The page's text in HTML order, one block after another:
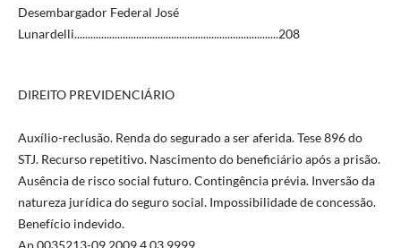
Desembargador Federal José
Lunardelli............................................................................208
DIREITO PREVIDENCIÁRIO
Auxílio-reclusão. Renda do segurado a ser aferida. Tese 896 do
STJ. Recurso repetitivo. Nascimento do beneficiário após a prisão.
Ausência de risco social futuro. Contingência prévia. Inversão da
natureza jurídica do seguro social. Impossibilidade de concessão.
Benefício indevido.
Ap 0035213-09.2009.4.03.9999